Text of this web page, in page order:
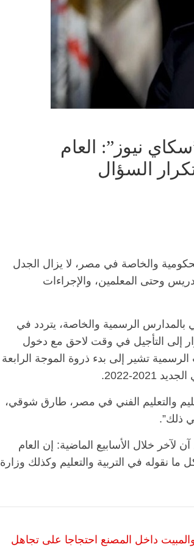
نيوز”: العام
السؤال
والخاصة في مصر، لا يزال الجدل
وحتى المعلمين، والإجراءات
بالمدارس الرسمية والخاصة، يتردد في
إلى التأجيل في وقت لاحق مع دخول
تشير إلى بدء ذروة الموجة الرابعة
2022.
والتعليم الفني في مصر، طارق شوقي،
ذلك”.
لآخر خلال الأسابيع الماضية: إن العام
نقوله في التربية والتعليم وكذلك وزارة
داخل المصنع احتجاجا على تجاهل